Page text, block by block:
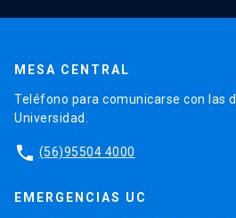
MESA CENTRAL
Teléfono para comunicarse con las
Universidad.
phone (56)95504 4000
EMERGENCIAS UC